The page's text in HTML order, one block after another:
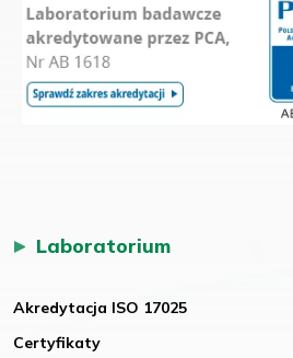
Laboratorium
Akredytacja ISO 17025
Certyfikaty